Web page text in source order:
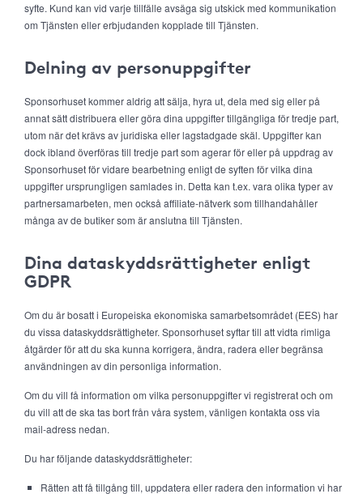
syfte. Kund kan vid varje tillfälle avsäga sig utskick med kommunikation
om Tjänsten eller erbjudanden kopplade till Tjänsten.
Delning av personuppgifter
Sponsorhuset kommer aldrig att sälja, hyra ut, dela med sig eller på
annat sätt distribuera eller göra dina uppgifter tillgängliga för tredje part,
utom när det krävs av juridiska eller lagstadgade skäl. Uppgifter kan
dock ibland överföras till tredje part som agerar för eller på uppdrag av
Sponsorhuset för vidare bearbetning enligt de syften för vilka dina
uppgifter ursprungligen samlades in. Detta kan t.ex. vara olika typer av
partnersamarbeten, men också affiliate-nätverk som tillhandahåller
många av de butiker som är anslutna till Tjänsten.
Dina dataskyddsrättigheter enligt
GDPR
Om du är bosatt i Europeiska ekonomiska samarbetsområdet (EES) har
du vissa dataskyddsrättigheter. Sponsorhuset syftar till att vidta rimliga
åtgärder för att du ska kunna korrigera, ändra, radera eller begränsa
användningen av din personliga information.
Om du vill få information om vilka personuppgifter vi registrerat och om
du vill att de ska tas bort från våra system, vänligen kontakta oss via
mail-adress nedan.
Du har följande dataskyddsrättigheter:
Rätten att få tillgång till, uppdatera eller radera den information vi har